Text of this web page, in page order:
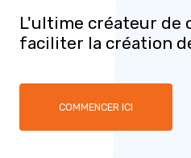
L'ultime créateur de
faciliter la création
COMMENCER ICI